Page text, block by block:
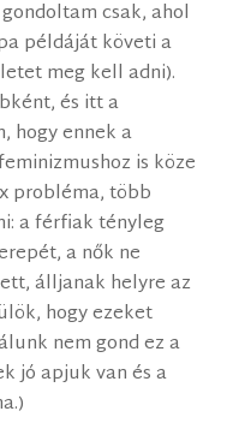
csak, ahol
példáját követi a
meg kell adni).
és itt a
hogy ennek a
is köze
probléma, több
a férfiak tényleg
a nők ne
álljanak helyre az
hogy ezeket
nem gond ez a
jó apjuk van és a